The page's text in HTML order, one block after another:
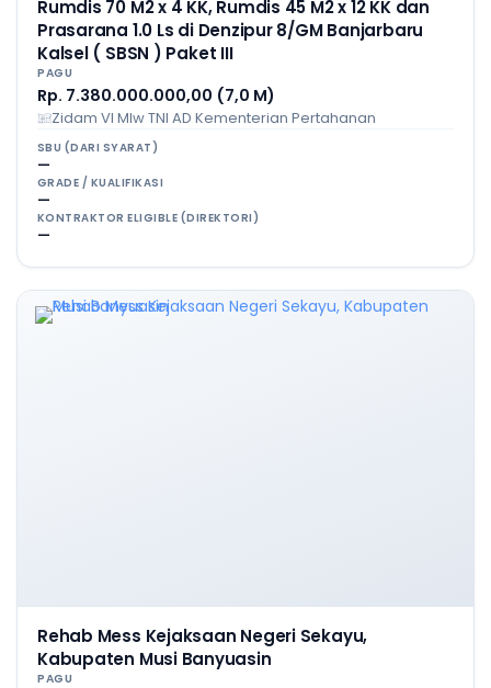
Rumdis 70 M2 x 4 KK, Rumdis 45 M2 x 12 KK dan
Prasarana 1.0 Ls di Denzipur 8/GM Banjarbaru
Kalsel ( SBSN ) Paket III
PAGU
Rp. 7.380.000.000,00 (7,0 M)
Zidam VI Mlw TNI AD Kementerian Pertahanan
SBU (DARI SYARAT)
—
GRADE / KUALIFIKASI
—
KONTRAKTOR ELIGIBLE (DIREKTORI)
—
Rehab Mess Kejaksaan Negeri Sekayu,
Kabupaten Musi Banyuasin
PAGU